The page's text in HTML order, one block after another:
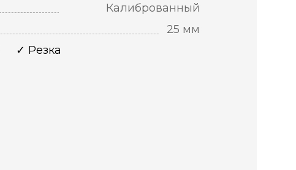
Калиброванный
25 мм
Резка